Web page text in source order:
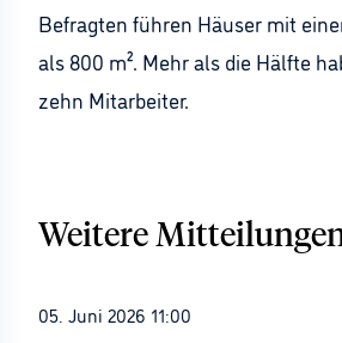
Befragten führen Häuser mit
als 800 m². Mehr als die Hälfte
zehn Mitarbeiter.
Weitere
05. Juni 2026 11:00